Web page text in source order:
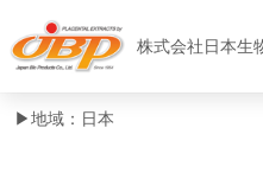
株式会社日本生
▶︎地域：日本